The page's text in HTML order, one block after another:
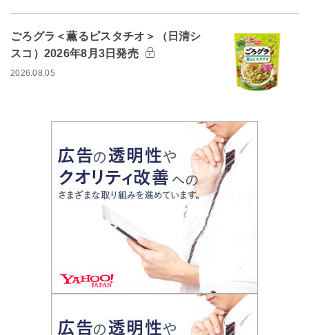
ごろグラ＜薫るピスタチオ＞（日清シ
スコ）2026年8月3日発売
2026.08.05